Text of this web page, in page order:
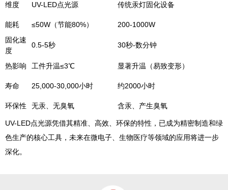
维度 UV-LED点光源 传统汞灯固化设备
能耗 ≤50W（节能80%）
200-1000W
固化速
度
0.5-5秒 30秒-数分钟
热影响 工件升温≤3℃ 显著升温（易致变形）
寿命 25,000-30,000小时 约2000小时
环保性 无汞、无臭氧 含汞、产生臭氧
UV-LED点光源凭借其精准、高效、环保的特性，已成为精密制造和绿
色生产的核心工具，未来在微电子、生物医疗等领域的应用将进一步
深化。